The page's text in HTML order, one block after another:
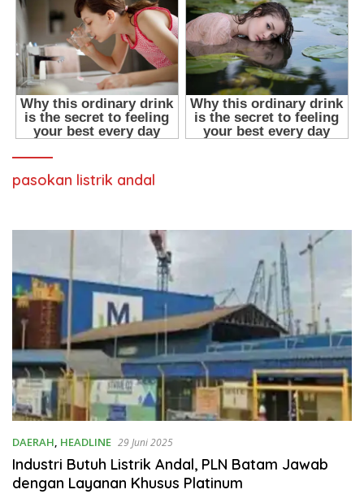
pasokan listrik andal
DAERAH, HEADLINE 29 Juni 2025
Industri Butuh Listrik Andal, PLN Batam Jawab
dengan Layanan Khusus Platinum